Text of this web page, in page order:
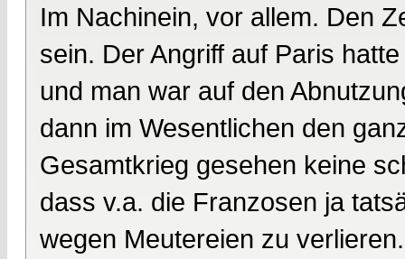
Im Nachinein, vor allem. Den
sein. Der Angriff auf Paris
und man war auf den
dann im Wesentlichen den
Gesamtkrieg gesehen keine
dass v.a. die Franzosen ja
wegen Meutereien zu